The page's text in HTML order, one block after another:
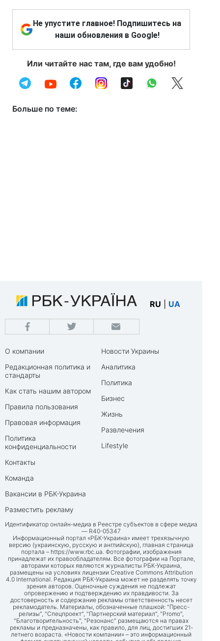
Не упустите главное! Подпишитесь на
наши обновления в Google!
Или читайте нас там, где вам удобно!
Больше по теме:
RU UA
О компании
Редакционная политика и
стандарты
Как стать нашим автором
Правила пользования
Правовая информация
Политика
конфиденциальности
Контакты
Команда
Вакансии в РБК-Украина
Разместить рекламу
Новости Украины
Аналитика
Политика
Бизнес
Жизнь
Развлечения
Lifestyle
Идентификатор онлайн-медиа в Реестре субъектов в сфере медиа
— R40-05347
Информационный портал «РБК-Украина» имеет трехязычную
версию (украинскую, русскую и английскую), главная страница
портала – https://www.rbc.ua. Фотографии, изображения
принадлежат их правообладателям. Все фотографии на Портале,
авторами которых являются журналисты РБК-Украина,
размещены на условиях лицензии Creative Commons Attribution
4.0 International. Редакция РБК-Украина может не разделять точку
зрения авторов. Оценочные суждения не подлежат
опровержению и подтверждению их правдивости. За
достоверность и содержание рекламы ответственность несет
рекламодатель. Материалы, обозначенные плашкой: "Пресс-
релизы", "Спецпроект", "Партнерский материал", "Promo",
"Благотворительность", "Резонанс" размещаются на правах
рекламы и предназначены, как правило, для лиц, достигших 21-
летнего возраста. «Новости компании» – это информационный